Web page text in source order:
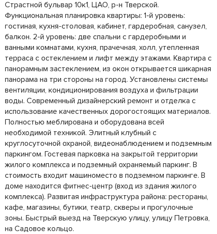
Страстной бульвар 10к1, ЦАО, р-н Тверской.
Функциональная планировка квартиры: 1-й уровень:
гостиная, кухня-столовая, кабинет, гардеробная, санузел,
балкон. 2-й уровень: две спальни с гардеробными и
ванными комнатами, кухня, прачечная, холл, утепленная
терраса с остеклением и лифт между этажами. Квартира с
панорамным застеклением, из окон открывается шикарная
панорама на три стороны на город. Установлены системы
вентиляции, кондиционирования воздуха и фильтрации
воды. Современный дизайнерский ремонт и отделка с
использование качественных дорогостоящих материалов.
Полностью меблирована и оборудована всей
необходимой техникой. Элитный клубный с
круглосуточной охраной, видеонаблюдением и подземным
паркингом. Гостевая парковка на закрытой территории
жилого комплекса и подземный охраняемый паркинг. В
стоимость входит машиноместо в подземном паркинге. В
доме находится фитнес-центр (вход из здания жилого
комплекса). Развитая инфраструктура района: рестораны,
кафе, магазины, бутики, театр, скверы и прогулочные
зоны. Быстрый выезд на Тверскую улицу, улицу Петровка,
на Садовое кольцо.